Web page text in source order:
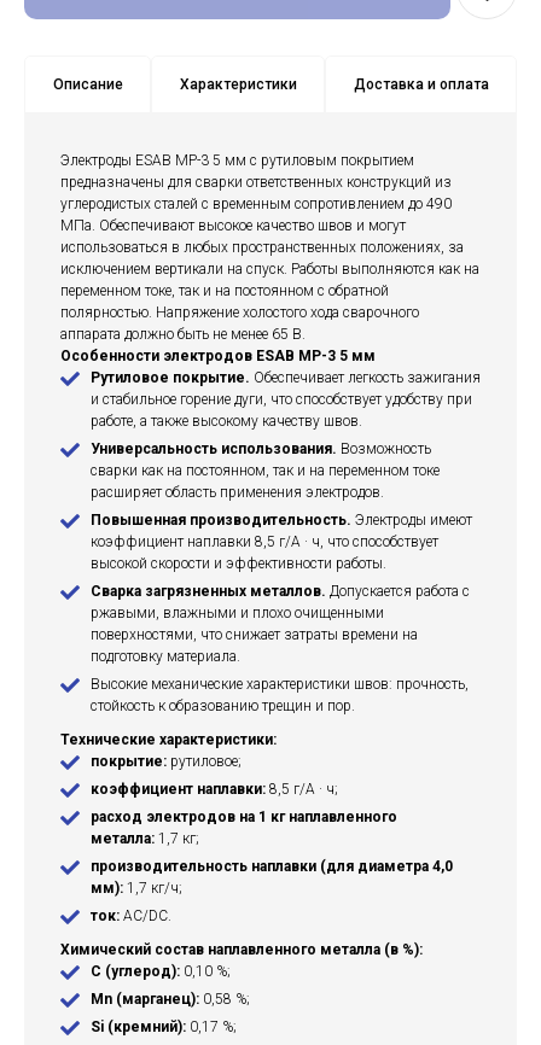
Описание Характеристики Доставка и оплата
Электроды ESAB МР-3 5 мм с рутиловым покрытием
предназначены для сварки ответственных конструкций из
углеродистых сталей с временным сопротивлением до 490
МПа. Обеспечивают высокое качество швов и могут
использоваться в любых пространственных положениях, за
исключением вертикали на спуск. Работы выполняются как на
переменном токе, так и на постоянном с обратной
полярностью. Напряжение холостого хода сварочного
аппарата должно быть не менее 65 В.
Особенности электродов ESAB МР-3 5 мм
Рутиловое покрытие. Обеспечивает легкость зажигания
и стабильное горение дуги, что способствует удобству при
работе, а также высокому качеству швов.
Универсальность использования. Возможность
сварки как на постоянном, так и на переменном токе
расширяет область применения электродов.
Повышенная производительность. Электроды имеют
коэффициент наплавки 8,5 г/А · ч, что способствует
высокой скорости и эффективности работы.
Сварка загрязненных металлов. Допускается работа с
ржавыми, влажными и плохо очищенными
поверхностями, что снижает затраты времени на
подготовку материала.
Высокие механические характеристики швов: прочность,
стойкость к образованию трещин и пор.
Технические характеристики:
покрытие: рутиловое;
коэффициент наплавки: 8,5 г/А · ч;
расход электродов на 1 кг наплавленного
металла: 1,7 кг;
производительность наплавки (для диаметра 4,0
мм): 1,7 кг/ч;
ток: AC/DC.
Химический состав наплавленного металла (в %):
C (углерод): 0,10 %;
Mn (марганец): 0,58 %;
Si (кремний): 0,17 %;